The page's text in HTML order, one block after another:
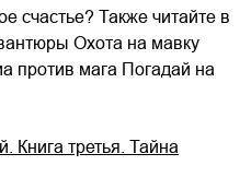
счастье? Также читайте в
Охота на мавку
против мага Погадай на
Книга третья. Тайна